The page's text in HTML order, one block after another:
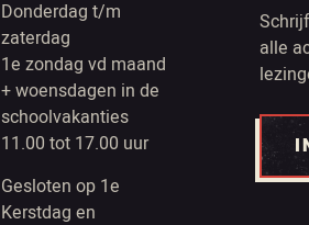
Donderdag t/m
zaterdag
1e zondag vd maand
+ woensdagen in de
schoolvakanties
11.00 tot 17.00 uur
Gesloten op 1e
Kerstdag en
alle